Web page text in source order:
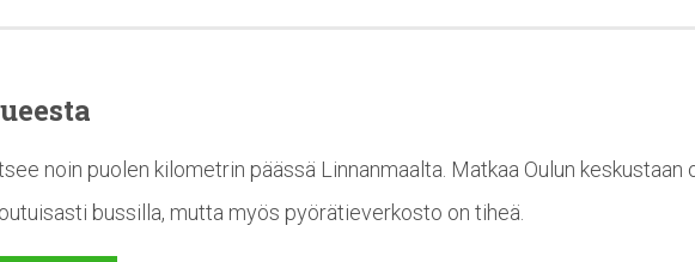
noin puolen kilometrin päässä Linnanmaalta. Matkaa Oulun keskustaan
bussilla, mutta myös pyörätieverkosto on tiheä.